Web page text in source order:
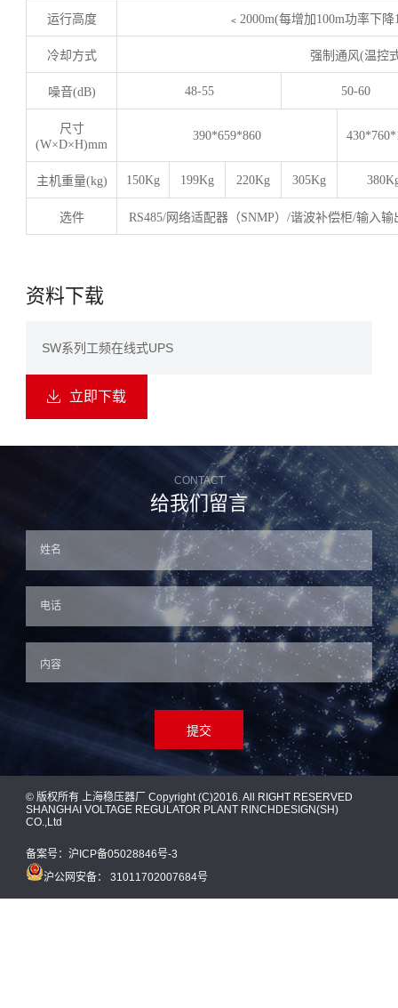
运行高度 ﹤ 2000m(每增加100m功率下降
冷却方式 强制通风 (温控
噪音(dB) 48-55 50-60
尺寸
(W×D×H)mm
390*659*860
主机重量(kg) 150Kg 199Kg 220Kg 305Kg
选件 RS485/网络适配器（SNMP） /谐波补偿柜/输入输
资料下载
SW系列工频在线式UPS
 立即下载
CONTACT
给我们留言
提交
© 版权所有 上海稳压器厂 Copyright (C)2016. All RIGHT RESERVED
SHANGHAI VOLTAGE REGULATOR PLANT RINCHDESIGN(SH)
CO.,Ltd
备案号：沪ICP备05028846号-3
沪公网安备： 31011702007684号